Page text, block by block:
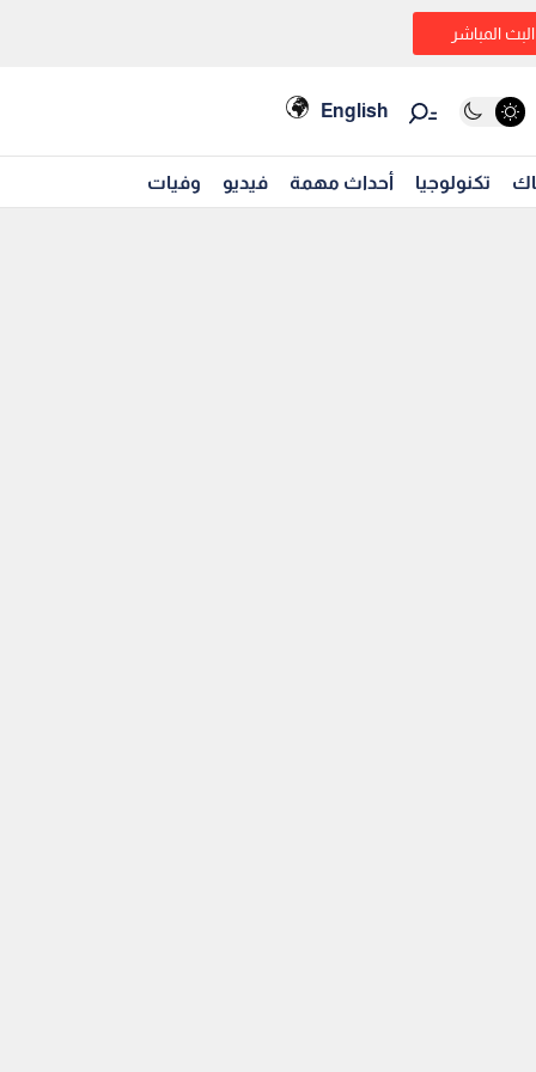
البث المباشر
English
تكنولوجيا أحداث مهمة فيديو وفيات